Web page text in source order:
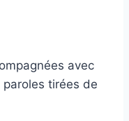
avec
paroles tirées de